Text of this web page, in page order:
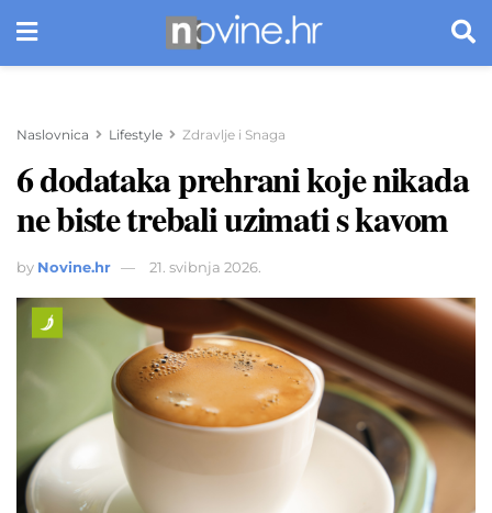
Naslovnica Lifestyle Zdravlje i Snaga
6 dodataka prehrani koje nikada
ne biste trebali uzimati s kavom
by Novine.hr 21. svibnja 2026.